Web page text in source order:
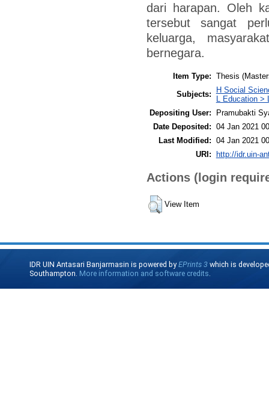
dari harapan. Oleh
tersebut sangat
keluarga,
bernegara.
Item Type: Thesis
Subjects:
H Social
L Education >
Depositing User:
Pramubakti
Date Deposited: 04 Jan 2021
Last Modified: 04 Jan 2021
URI: http://idr.uin-
Actions (login
View Item
IDR UIN Antasari Banjarmasin is powered byEPrints 3 which is
Southampton. More information and software credits.